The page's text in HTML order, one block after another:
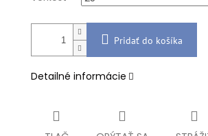
Pridať do košíka
Detailné informácie